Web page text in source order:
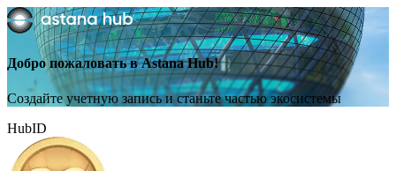
Добро пожаловать в Astana Hub!
Создайте учетную запись и станьте частью экосистемы
HubID